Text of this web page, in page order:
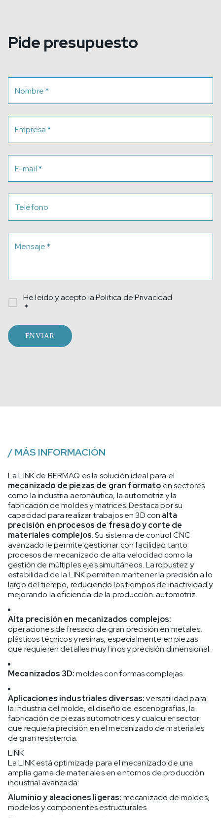
Pide presupuesto
Nombre*
Empresa *
E-mail*
Teléfono
Mensaje *
He leído y acepto laPolítica de Privacidad
*
ENVIAR
/ MÁS INFORMACIÓN
La LINK de BERMAQ es la solución ideal para el
mecanizado de piezas de gran formato en sectores
como la industria aeronáutica, la automotriz y la
fabricación de moldes y matrices. Destaca por su
capacidad para realizar trabajos en 3D con alta
precisión en procesos de fresado y corte de
materiales complejos. Su sistema de control CNC
avanzado le permite gestionar con facilidad tanto
procesos de mecanizado de alta velocidad como la
gestión de múltiples ejes simultáneos. La robustez y
estabilidad de la LINK permiten mantener la precisión a lo
largo del tiempo, reduciendo los tiempos de inactividad y
mejorando la eficiencia de la producción. automotriz.
Alta precisión en mecanizados complejos:
operaciones de fresado de gran precisión en metales,
plásticos técnicos y resinas, especialmente en piezas
que requieren detalles muy finos y precisión dimensional.
Mecanizados 3D:moldes con formas complejas.
Aplicaciones industriales diversas:versatilidad para
la industria del molde, el diseño de escenografías, la
fabricación de piezas automotrices y cualquier sector
que requiera precisión en el mecanizado de materiales
de gran resistencia.
LINK
La LINK está optimizada para el mecanizado de una
amplia gama de materiales en entornos de producción
industrial avanzada:
Aluminio y aleaciones ligeras: mecanizado de moldes,
modelos y componentes estructurales